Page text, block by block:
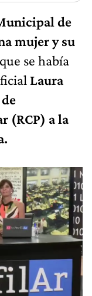
de
mujer y su
se había
Laura
(RCP) a la